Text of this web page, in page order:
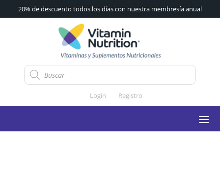
20% de descuento todos los días con nuestra membresía anual
Búsqueda
de
productos
Login
Registro